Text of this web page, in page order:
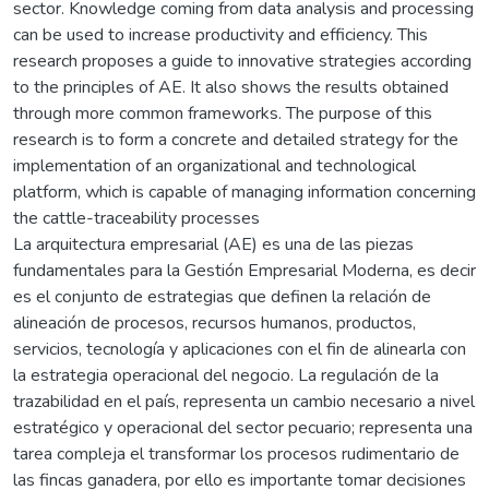
sector. Knowledge coming from data analysis and processing
can be used to increase productivity and efficiency. This
research proposes a guide to innovative strategies according
to the principles of AE. It also shows the results obtained
through more common frameworks. The purpose of this
research is to form a concrete and detailed strategy for the
implementation of an organizational and technological
platform, which is capable of managing information concerning
the cattle-traceability processes
La arquitectura empresarial (AE) es una de las piezas
fundamentales para la Gestión Empresarial Moderna, es decir
es el conjunto de estrategias que definen la relación de
alineación de procesos, recursos humanos, productos,
servicios, tecnología y aplicaciones con el fin de alinearla con
la estrategia operacional del negocio. La regulación de la
trazabilidad en el país, representa un cambio necesario a nivel
estratégico y operacional del sector pecuario; representa una
tarea compleja el transformar los procesos rudimentario de
las fincas ganadera, por ello es importante tomar decisiones